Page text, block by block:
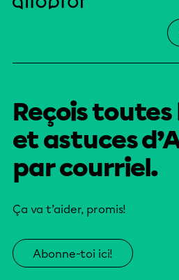
Reçois toutes
et astuces
par courriel.
Ça va t’aider, promis!
Abonne-toi ici!